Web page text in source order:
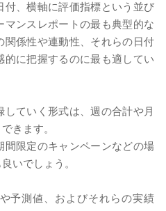
付、横軸に評価指標という並び
マンスレポートの最も典型的な
関係性や連動性、それらの日付
的に把握するのに最も適してい
ていく形式は、週の合計や月
きます。
間限定のキャンペーンなどの場
いでしょう。
予測値、およびそれらの実績